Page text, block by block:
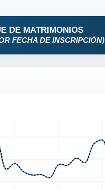
DE MATRIMONIOS
FECHA DE INSCRIPCIÓN)